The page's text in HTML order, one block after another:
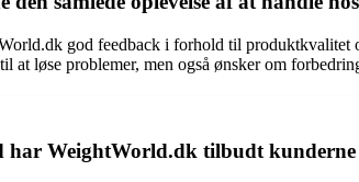
god feedback i forhold til
at løse problemer, men også ønsker om
WeightWorld.dk tilbudt